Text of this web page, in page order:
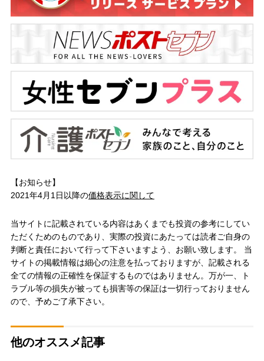
【お知らせ】
2021年4月1日以降の価格表示に関して
当サイトに記載されている内容はあくまでも投資の参考にしてい
ただくためのものであり、実際の投資にあたっては読者ご自身の
判断と責任において行って下さいますよう、お願い致します。 当
サイトの掲載情報は細心の注意を払っておりますが、記載される
全ての情報の正確性を保証するものではありません。万が一、ト
ラブル等の損失が被っても損害等の保証は一切行っておりません
ので、予めご了承下さい。
他のオススメ記事